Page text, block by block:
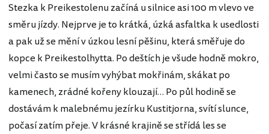
Stezka k Preikestolenu začíná u silnice asi 100 m vlevo ve
směru jízdy. Nejprve je to krátká, úzká asfaltka k usedlosti
a pak už se mění v úzkou lesní pěšinu, která směřuje do
kopce k Preikestolhytta. Po deštích je všude hodně mokro,
velmi často se musím vyhýbat mokřinám, skákat po
kamenech, zrádné kořeny klouzají… Po půl hodině se
dostávám k malebnému jezírku Kustitjorna, svítí slunce,
počasí zatím přeje. V krásné krajině se střídá les se